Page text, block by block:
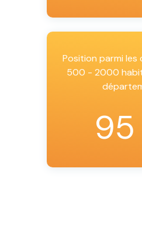
Position parmi les
500 - 2000
95